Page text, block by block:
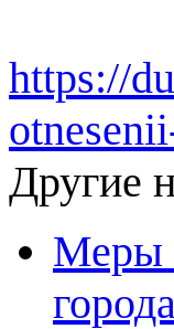
https://
Другие
Меры